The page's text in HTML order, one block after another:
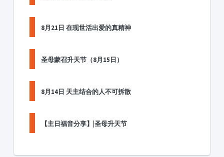
8月21日 在现世活出爱的真精神
圣母蒙召升天节（8月15日）
8月14日 天主结合的人不可拆散
【主日福音分享】|圣母升天节